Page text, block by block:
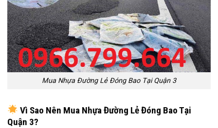
Mua Nhựa Đường Lẻ Đóng Bao Tại Quận 3
Vì Sao Nên Mua Nhựa Đường Lẻ Đóng Bao Tại
Quận 3?